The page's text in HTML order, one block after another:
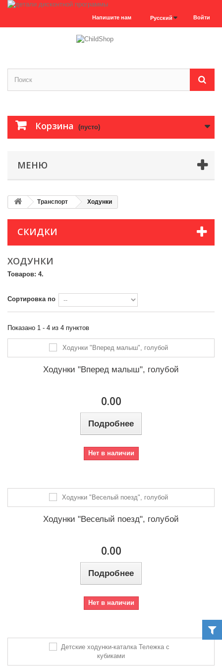
Войти
Русский
Напишите нам
Корзина (пусто)
МЕНЮ
Транспорт Ходунки
СКИДКИ
ХОДУНКИ
Товаров: 4.
Сортировка по
Показано 1 - 4 из 4 пунктов
Ходунки "Вперед малыш", голубой
0.00
Подробнее
Нет в наличии
Ходунки "Веселый поезд", голубой
0.00
Подробнее
Нет в наличии